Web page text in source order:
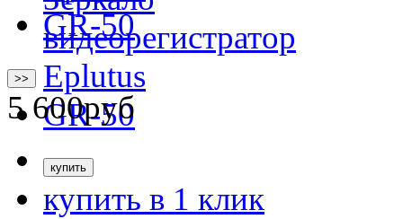
>>
5 600руб
купить в 1 клик